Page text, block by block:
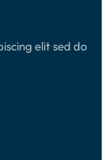
elit sed do